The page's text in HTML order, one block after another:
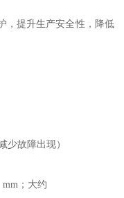
，提升生产安全性，降低
少故障出现）
；大约